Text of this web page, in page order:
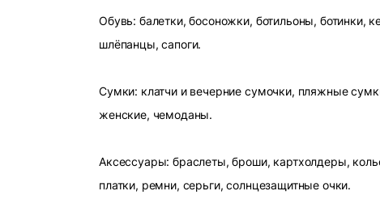
Обувь: балетки, босоножки, ботильоны, ботинки,
шлёпанцы, сапоги.
Сумки: клатчи и вечерние сумочки, пляжные
женские, чемоданы.
Аксессуары: браслеты, броши, картхолдеры,
платки, ремни, серьги, солнцезащитные очки.